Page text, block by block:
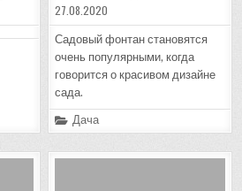
27.08.2020
Садовый фонтан становятся
очень популярными, когда
говорится о красивом дизайне
сада.
Posted
in
Дача